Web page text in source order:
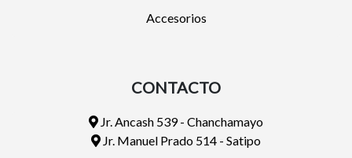
Accesorios
CONTACTO
Jr. Ancash 539 - Chanchamayo
Jr. Manuel Prado 514 - Satipo